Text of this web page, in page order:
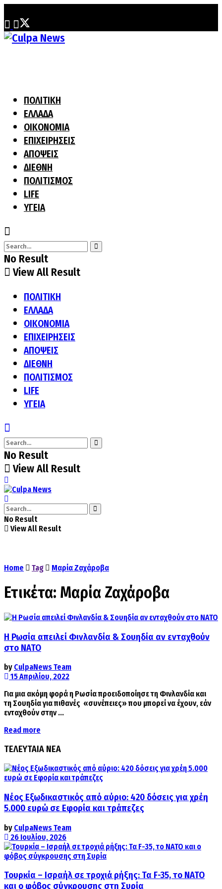
ΠΟΛΙΤΙΚΗ
ΕΛΛΑΔΑ
ΟΙΚΟΝΟΜΙΑ
ΕΠΙΧΕΙΡΗΣΕΙΣ
ΑΠΟΨΕΙΣ
ΔΙΕΘΝΗ
ΠΟΛΙΤΙΣΜΟΣ
LIFE
ΥΓΕΙΑ
No Result
View All Result
ΠΟΛΙΤΙΚΗ
ΕΛΛΑΔΑ
ΟΙΚΟΝΟΜΙΑ
ΕΠΙΧΕΙΡΗΣΕΙΣ
ΑΠΟΨΕΙΣ
ΔΙΕΘΝΗ
ΠΟΛΙΤΙΣΜΟΣ
LIFE
ΥΓΕΙΑ
No Result
View All Result
No Result
View All Result
Home Tag Μαρία Ζαχάροβα
Ετικέτα: Μαρία Ζαχάροβα
Η Ρωσία απειλεί Φινλανδία & Σουηδία αν ενταχθούν
στο ΝΑΤΟ
by CulpaNews Team
15 Απριλίου, 2022
Για μια ακόμη φορά η Ρωσία προειδοποίησε τη Φινλανδία και
τη Σουηδία για πιθανές «συνέπειες» που μπορεί να έχουν, εάν
ενταχθούν στην ...
Read more
ΤΕΛΕΥΤΑΙΑ ΝΕΑ
Νέος Εξωδικαστικός από αύριο: 420 δόσεις για χρέη
5.000 ευρώ σε Εφορία και τράπεζες
by CulpaNews Team
26 Ιουλίου, 2026
Τουρκία – Ισραήλ σε τροχιά ρήξης: Τα F-35, το ΝΑΤΟ
και ο φόβος σύγκρουσης στη Συρία